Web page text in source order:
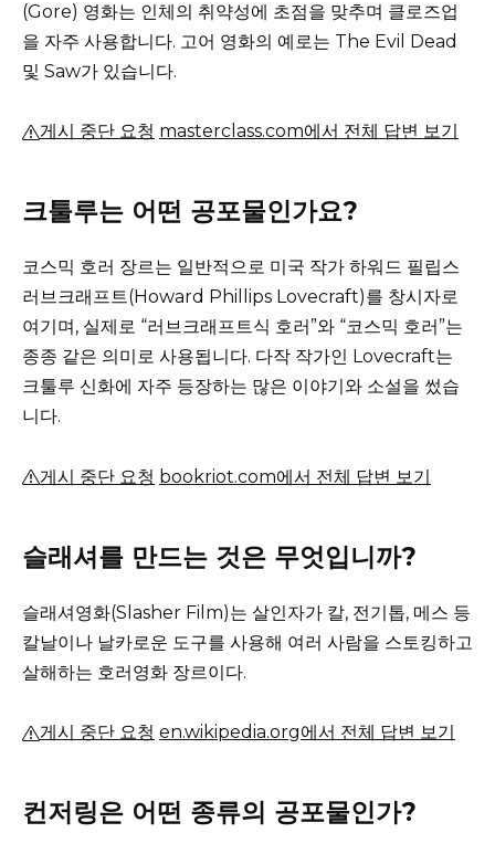
(Gore) 영화는 인체의 취약성에 초점을 맞추며 클로즈업
을 자주 사용합니다. 고어 영화의 예로는 The Evil Dead
및 Saw가 있습니다.
게시 중단 요청 masterclass.com에서 전체 답변 보기
크툴루는 어떤 공포물인가요?
코스믹 호러 장르는 일반적으로 미국 작가 하워드 필립스
러브크래프트(Howard Phillips Lovecraft)를 창시자로
여기며, 실제로 “러브크래프트식 호러”와 “코스믹 호러”는
종종 같은 의미로 사용됩니다. 다작 작가인 Lovecraft는
크툴루 신화에 자주 등장하는 많은 이야기와 소설을 썼습
니다.
게시 중단 요청 bookriot.com에서 전체 답변 보기
슬래셔를 만드는 것은 무엇입니까?
슬래셔영화(Slasher Film)는 살인자가 칼, 전기톱, 메스 등
칼날이나 날카로운 도구를 사용해 여러 사람을 스토킹하고
살해하는 호러영화 장르이다.
게시 중단 요청 en.wikipedia.org에서 전체 답변 보기
컨저링은 어떤 종류의 공포물인가?